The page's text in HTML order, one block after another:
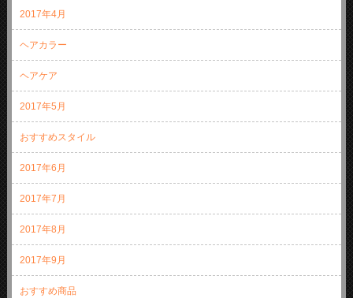
2017年4月
ヘアカラー
ヘアケア
2017年5月
おすすめスタイル
2017年6月
2017年7月
2017年8月
2017年9月
おすすめ商品